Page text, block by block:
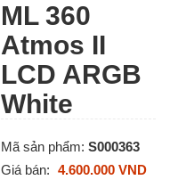
ML 360
Atmos II
LCD ARGB
White
Mã sản phẩm: S000363
Giá bán: 4.600.000 VND